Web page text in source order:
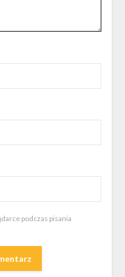
podczas pisania